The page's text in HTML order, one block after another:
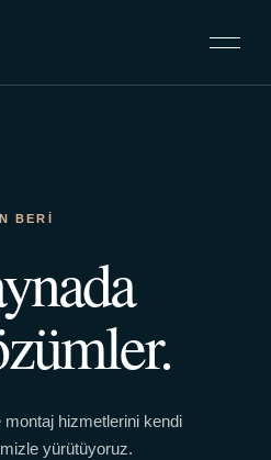
BERI
hizmetlerini kendi
yürütüyoruz.